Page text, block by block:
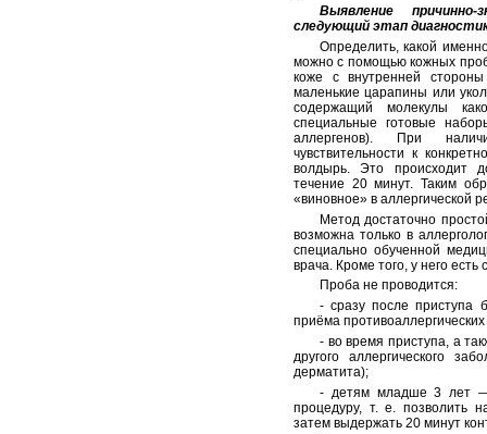
Выявление
следующий этап
Определить, какой
можно с помощью кожных
коже с внутренней
маленькие царапины или
содержащий молекулы
специальные готовые
аллергенов). При
чувствительности к
волдырь. Это происходит
течение 20 минут. Таким
«виновное» в аллергической
Метод достаточно
возможна только в
специально обученной
врача. Кроме того, у него есть
Проба не проводится:
- сразу после приступа
приёма
- во время приступа, а
другого аллергического
дерматита);
- детям младше 3 лет
процедуру, т. е. позволить
затем выдержать 20 минут